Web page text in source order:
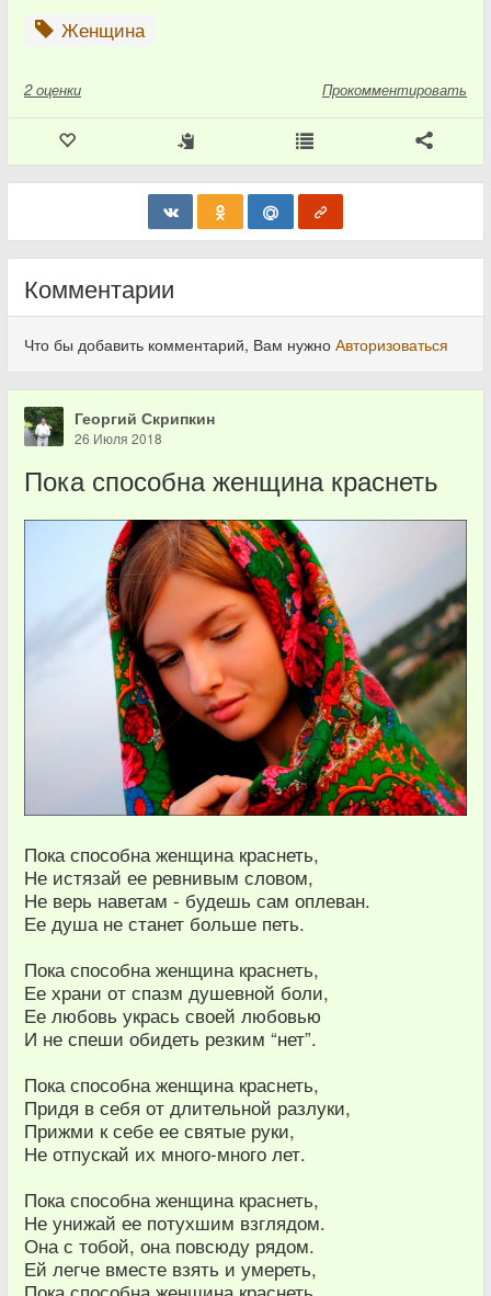
Женщина
2 оценки Прокомментировать
Комментарии
Что бы добавить комментарий, Вам нужно Авторизоваться
Георгий Скрипкин
26 Июля 2018
Пока способна женщина краснеть
Пока способна женщина краснеть,
Не истязай ее ревнивым словом,
Не верь наветам - будешь сам оплеван.
Ее душа не станет больше петь.
Пока способна женщина краснеть,
Ее храни от спазм душевной боли,
Ее любовь укрась своей любовью
И не спеши обидеть резким “нет”.
Пока способна женщина краснеть,
Придя в себя от длительной разлуки,
Прижми к себе ее святые руки,
Не отпускай их много-много лет.
Пока способна женщина краснеть,
Не унижай ее потухшим взглядом.
Она с тобой, она повсюду рядом.
Ей легче вместе взять и умереть,